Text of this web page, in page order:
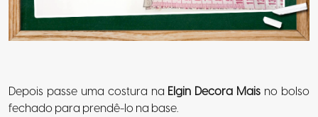
Depois passe uma costura na Elgin Decora Mais no bolso
fechado para prendê-lo na base.